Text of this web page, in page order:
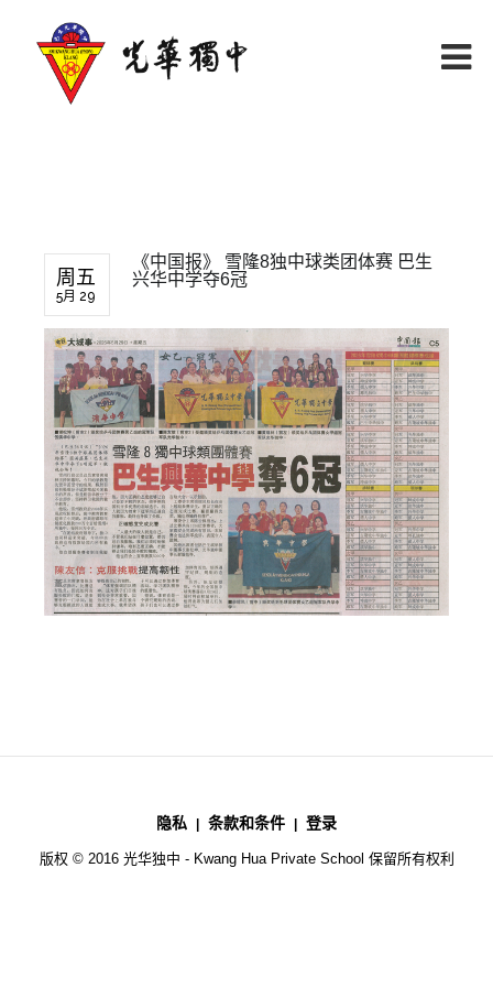
周五
5月 29
《中国报》 雪隆8独中球类团体赛 巴生
兴华中学夺6冠
隐私 条款和条件 登录
版权 © 2016 光华独中 - Kwang Hua Private School 保留所有权利